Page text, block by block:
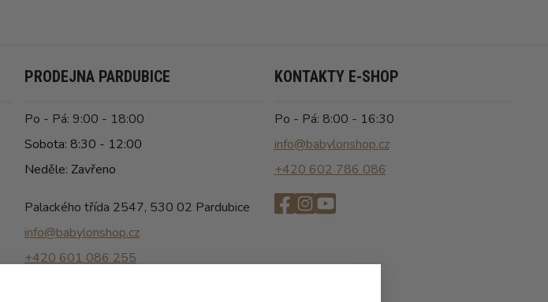
PRODEJNA PARDUBICE
Po - Pá: 9:00 - 18:00
Sobota: 8:30 - 12:00
Neděle: Zavřeno
Palackého třída 2547, 530 02 Pardubice
info@babylonshop.cz
+420 601 086 255
KONTAKTY E-SHOP
Po - Pá: 8:00 - 16:30
info@babylonshop.cz
+420 602 786 086